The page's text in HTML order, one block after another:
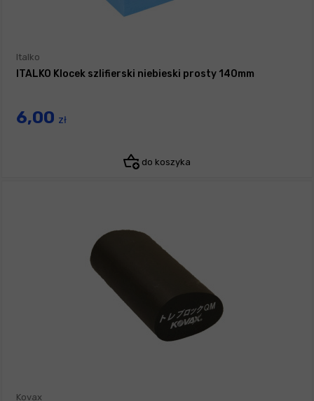
Italko
ITALKO Klocek szlifierski niebieski prosty 140mm
6,00 zł
do koszyka
Kovax